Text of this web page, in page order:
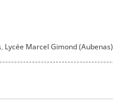
, Lycée Marcel Gimond (Aubenas)